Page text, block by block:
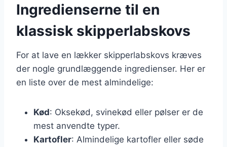
Ingredienserne til en
klassisk skipperlabskovs
For at lave en lækker skipperlabskovs kræves
der nogle grundlæggende ingredienser. Her er
en liste over de mest almindelige:
Kød: Oksekød, svinekød eller pølser er de
mest anvendte typer.
Kartofler: Almindelige kartofler eller søde